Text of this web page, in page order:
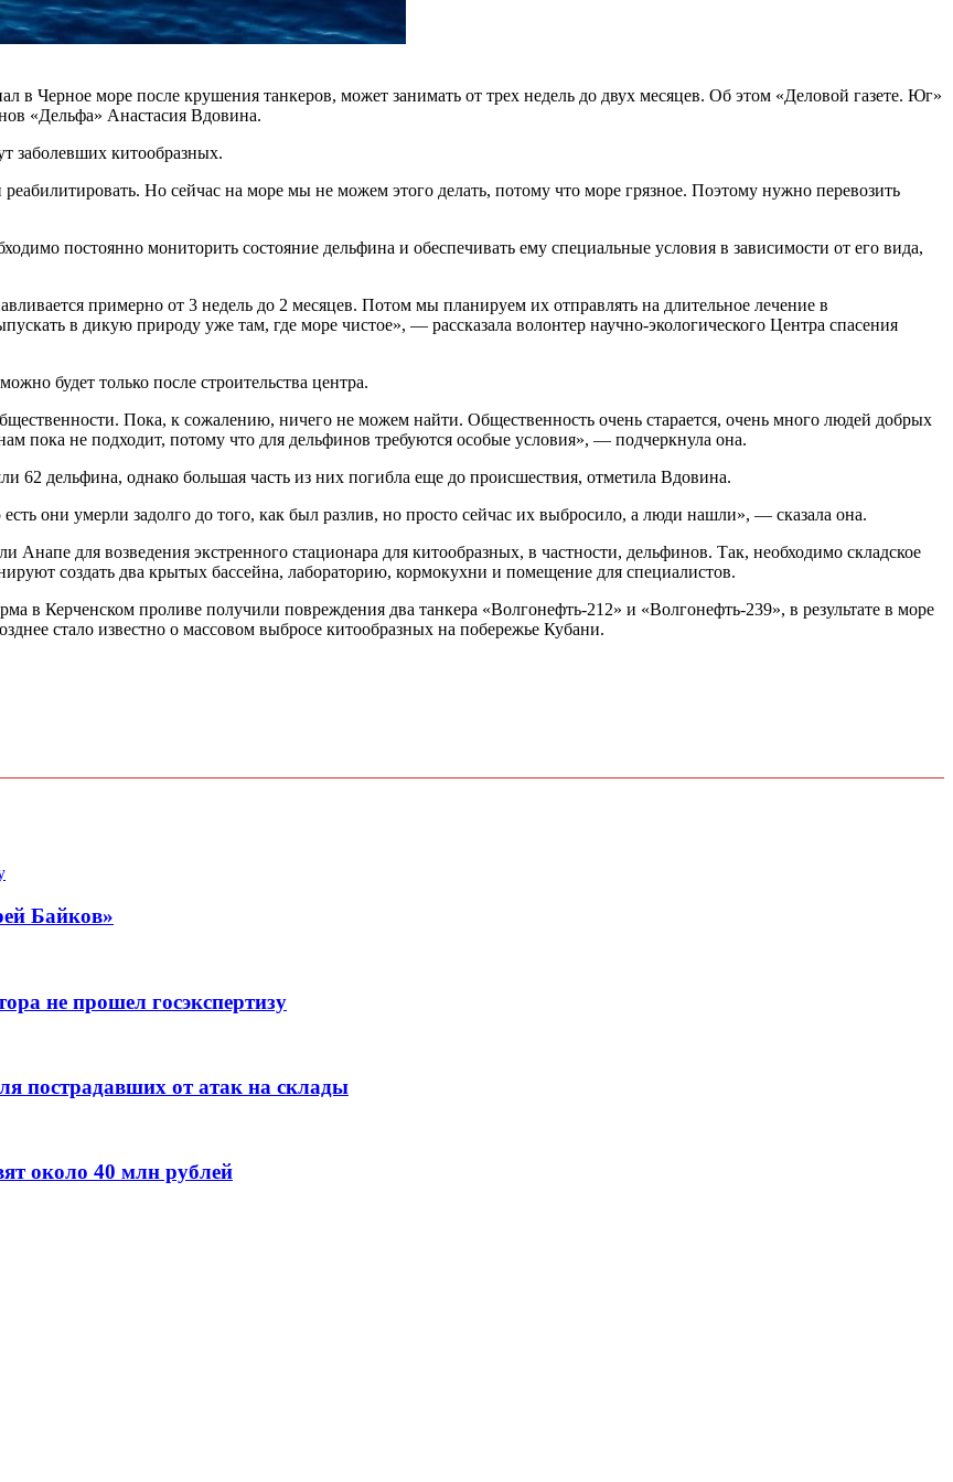
в Черное море после крушения танкеров, может занимать от трех недель до двух месяцев. Об этом «Деловой газете. Юг»
«Дельфа» Анастасия Вдовина.
заболевших китообразных.
Но сейчас на море мы не можем этого делать, потому что море грязное. Поэтому нужно перевозить
постоянно мониторить состояние дельфина и обеспечивать ему специальные условия в зависимости от его вида,
примерно от 3 недель до 2 месяцев. Потом мы планируем их отправлять на длительное лечение в
в дикую природу уже там, где море чистое», — рассказала волонтер научно-экологического Центра спасения
будет только после строительства центра.
Пока, к сожалению, ничего не можем найти. Общественность очень старается, очень много людей добрых
пока не подходит, потому что для дельфинов требуются особые условия», — подчеркнула она.
62 дельфина, однако большая часть из них погибла еще до происшествия, отметила Вдовина.
они умерли задолго до того, как был разлив, но просто сейчас их выбросило, а люди нашли», — сказала она.
для возведения экстренного стационара для китообразных, в частности, дельфинов. Так, необходимо складское
создать два крытых бассейна, лабораторию, кормокухни и помещение для специалистов.
в Керченском проливе получили повреждения два танкера «Волгонефть-212» и «Волгонефть-239», в результате в море
стало известно о массовом выбросе китообразных на побережье Кубани.
Байков»
не прошел госэкспертизу
пострадавших от атак на склады
около 40 млн рублей